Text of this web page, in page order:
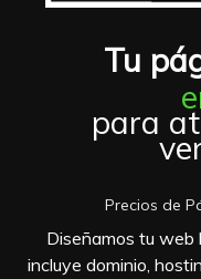
Tu
para
Precios de
Diseñamos tu web
incluye dominio,